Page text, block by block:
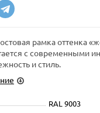
рамка оттенка
с современными
и стиль.
RAL 9003